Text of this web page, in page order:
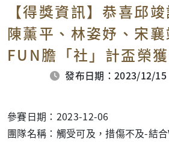
【得獎資訊】恭喜邱
陳薰平、林姿妤、宋
FUN膽「社」計盃榮
發布日期：2023/12/15
參賽日期：2023-12-06
團隊名稱：觸受可及，措傷不及-結